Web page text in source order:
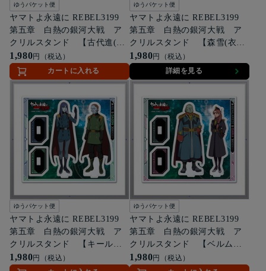
ゆうパケット便
ヤマトよ永遠に REBEL3199
第五章 白熱の銀河大戦 ア
クリルスタンド 【古代進(航
空隊)＆アルフォン(スペアボデ
ィ)】
1,980円（税込）
カートに入れる
ゆうパケット便
ヤマトよ永遠に REBEL3199
第五章 白熱の銀河大戦 ア
クリルスタンド 【森雪(衣装
違いver.)】
1,980円（税込）
詳細を見る
ゆうパケット便
ヤマトよ永遠に REBEL3199
第五章 白熱の銀河大戦 ア
クリルスタンド 【キール・
キーリング＆ユーリ・ダゴ
ン】
1,980円（税込）
ゆうパケット便
ヤマトよ永遠に REBEL3199
第五章 白熱の銀河大戦 ア
クリルスタンド 【ベルム・
フォン・ベムラーゼ＆リュド
ミ・ダーリヤ】
1,980円（税込）